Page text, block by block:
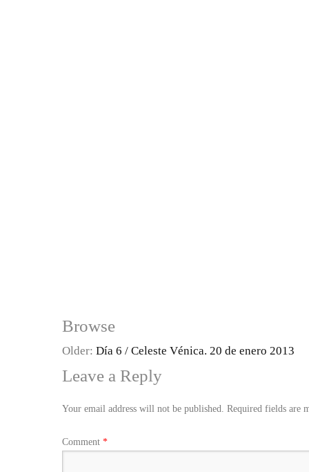
Browse
Older: Día 6 / Celeste Vénica. 20 de enero 2013
Leave a Reply
Your email address will not be published. Required fields are
Comment *